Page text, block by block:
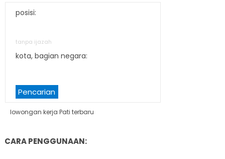
posisi:
tanpa ijazah
kota, bagian negara:
Pencarian
lowongan kerja Pati terbaru
CARA PENGGUNAAN: